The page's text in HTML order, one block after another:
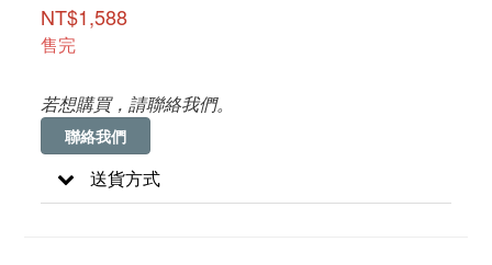
NT$1,588
售完
若想購買，請聯絡我們。
聯絡我們
送貨方式